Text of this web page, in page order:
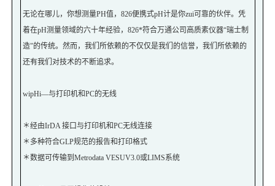
无论在哪儿，你想测量PH值，826便携式pH计是你zui可靠的伙伴。凭
着在pH测量领域的六十年经验，826*符合万通公司高质素仪器“瑞士制
造"的传统。然而，我们所依赖的不仅仅是我们的信誉，我们所依赖的
还有我们对技术的不断追求。
wipHi—与打印机和PC的无线
＊经由IrDA 接口与打印机和PC无线连接
＊多种符合GLP规范的报告和打印格式
＊数据可传输到Metrodata VESUV3.0或LIMS系统